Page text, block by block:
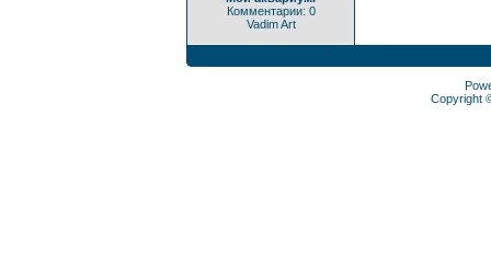
Комментарии: 0
Vadim Art
Copyright